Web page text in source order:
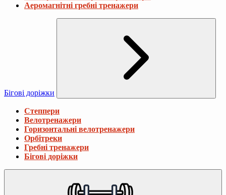
Аеромагнітні гребні тренажери
Бігові доріжки
Степпери
Велотренажери
Горизонтальні велотренажери
Орбітреки
Гребні тренажери
Бігові доріжки